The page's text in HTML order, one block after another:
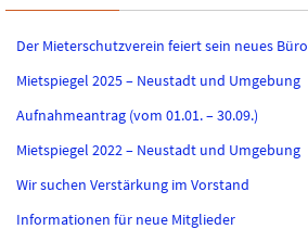
Der Mieterschutzverein feiert sein neues Büro
Mietspiegel 2025 – Neustadt und Umgebung
Aufnahmeantrag (vom 01.01. – 30.09.)
Mietspiegel 2022 – Neustadt und Umgebung
Wir suchen Verstärkung im Vorstand
Informationen für neue Mitglieder